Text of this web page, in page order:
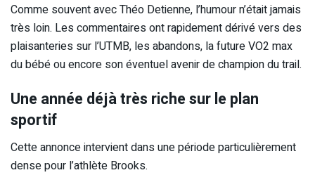
Comme souvent avec Théo Detienne, l’humour n’était jamais
très loin. Les commentaires ont rapidement dérivé vers des
plaisanteries sur l’UTMB, les abandons, la future VO2 max
du bébé ou encore son éventuel avenir de champion du trail.
Une année déjà très riche sur le plan
sportif
Cette annonce intervient dans une période particulièrement
dense pour l’athlète Brooks.